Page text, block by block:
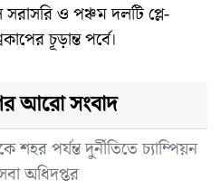
ও পঞ্চম দলটি প্লে-
চূড়ান্ত পর্বে।
আরো সংবাদ
শহর পর্যন্ত দুর্নীতিতে চ্যাম্পিয়ন
অধিদপ্তর